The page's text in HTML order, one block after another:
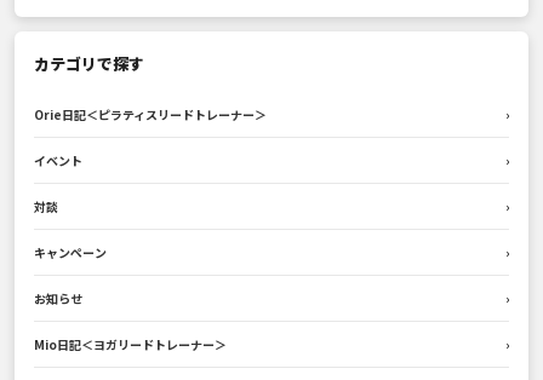
カテゴリで探す
Orie日記＜ピラティスリードトレーナー＞ ›
イベント ›
対談 ›
キャンペーン ›
お知らせ ›
Mio日記＜ヨガリードトレーナー＞ ›